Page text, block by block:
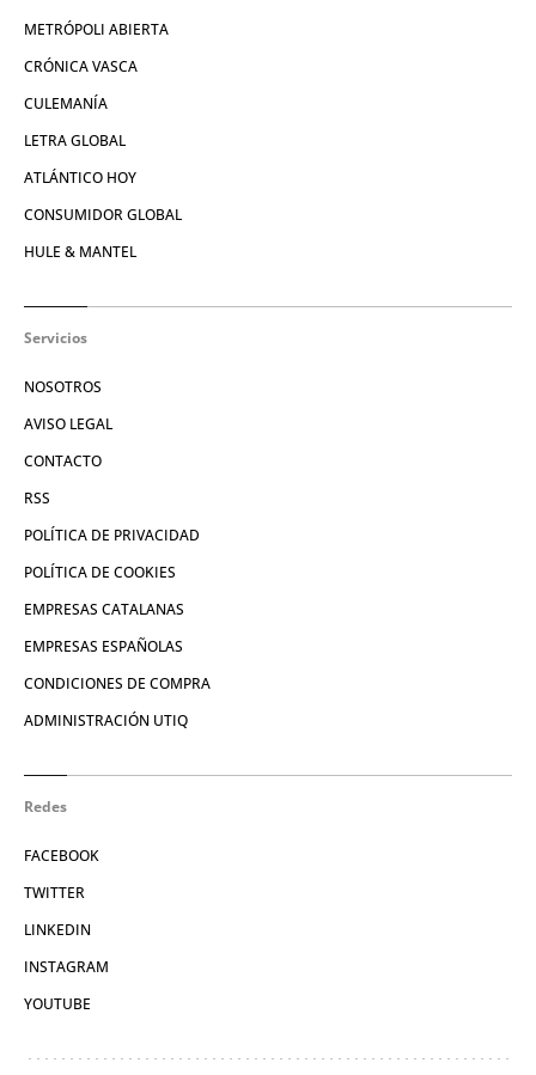
METRÓPOLI ABIERTA
CRÓNICA VASCA
CULEMANÍA
LETRA GLOBAL
ATLÁNTICO HOY
CONSUMIDOR GLOBAL
HULE & MANTEL
Servicios
NOSOTROS
AVISO LEGAL
CONTACTO
RSS
POLÍTICA DE PRIVACIDAD
POLÍTICA DE COOKIES
EMPRESAS CATALANAS
EMPRESAS ESPAÑOLAS
CONDICIONES DE COMPRA
ADMINISTRACIÓN UTIQ
Redes
FACEBOOK
TWITTER
LINKEDIN
INSTAGRAM
YOUTUBE